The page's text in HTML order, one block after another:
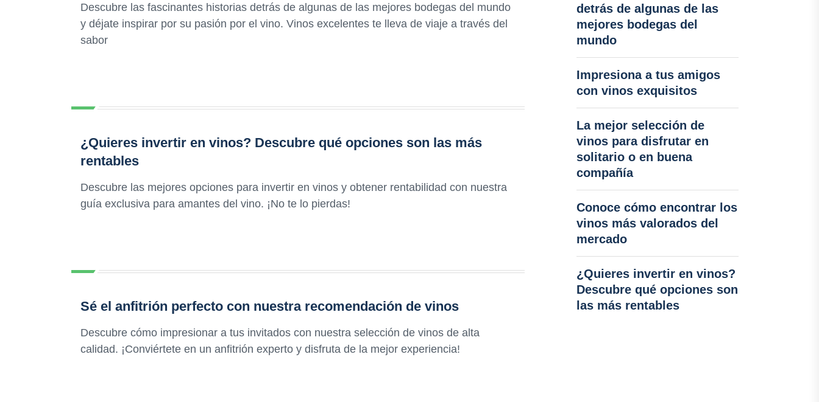
Descubre las fascinantes historias detrás de algunas de las mejores bodegas del mundo
y déjate inspirar por su pasión por el vino. Vinos excelentes te lleva de viaje a través del
sabor
¿Quieres invertir en vinos? Descubre qué opciones son las más
rentables
Descubre las mejores opciones para invertir en vinos y obtener rentabilidad con nuestra
guía exclusiva para amantes del vino. ¡No te lo pierdas!
Sé el anfitrión perfecto con nuestra recomendación de vinos
Descubre cómo impresionar a tus invitados con nuestra selección de vinos de alta
calidad. ¡Conviértete en un anfitrión experto y disfruta de la mejor experiencia!
detrás de algunas de las
mejores bodegas del
mundo
Impresiona a tus amigos
con vinos exquisitos
La mejor selección de
vinos para disfrutar en
solitario o en buena
compañía
Conoce cómo encontrar los
vinos más valorados del
mercado
¿Quieres invertir en vinos?
Descubre qué opciones son
las más rentables